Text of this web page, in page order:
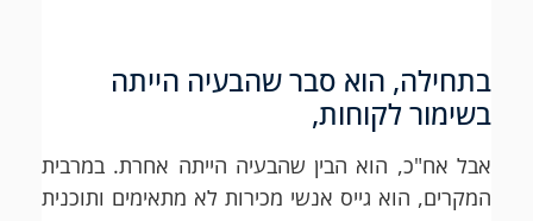
בתחילה, הוא סבר שהבעיה הייתה
בשימור לקוחות,
אבל אח"כ, הוא הבין שהבעיה הייתה אחרת. במרבית
המקרים, הוא גייס אנשי מכירות לא מתאימים ותוכנית